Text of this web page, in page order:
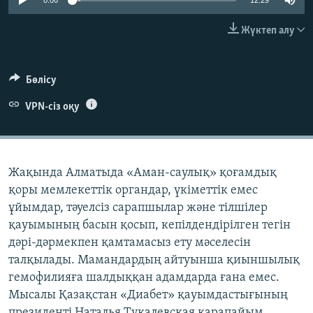
ЖАЗЫЛЫҢЫЗ
Басқа тілдерде
Жүктеп алу
Бөлісу
VPN-сіз оқу
Жақында Алматыда «Аман-саулық» қоғамдық
қоры мемлекеттік органдар, үкіметтік емес
ұйымдар, тәуелсіз сарапшылар және тілшілер
қауымының басын қосып, кепілдендірілген тегін
дәрі-дәрмекпен қамтамасыз ету мәселесін
талқылады. Мамандардың айтуынша қиыншылық
гемофилияға шалдыққан адамдарда ғана емес.
Мысалы Қазақстан «Диабет» қауымдастығының